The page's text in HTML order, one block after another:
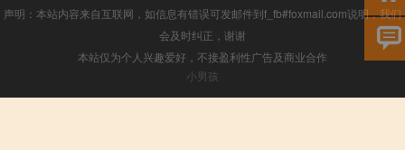
声明：本站内容来自互联网，如信息有错误可发邮件到f_fb#foxmail.com说明，我们
会及时纠正，谢谢
本站仅为个人兴趣爱好，不接盈利性广告及商业合作
小男孩